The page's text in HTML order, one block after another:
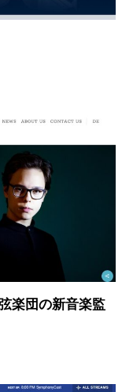
楽団の新音楽監